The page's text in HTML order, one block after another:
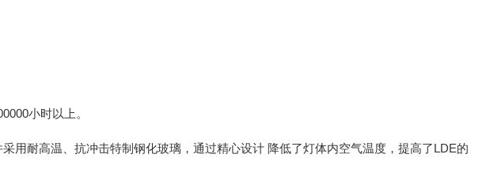
小时以上。
用耐高温、抗冲击特制钢化玻璃，通过精心设计 降低了灯体内空气温度，提高了LDE的